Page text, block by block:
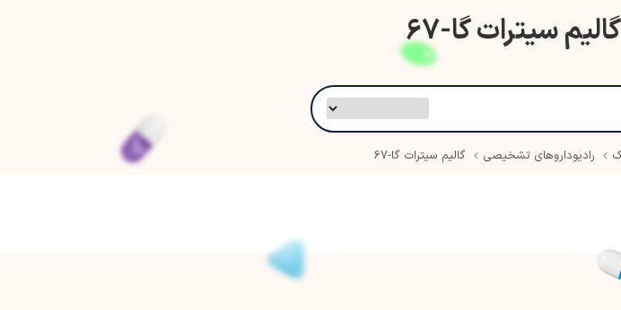
سیترات گا-67
رادیوداروهای تشخیصی گالیم سیترات گا-67